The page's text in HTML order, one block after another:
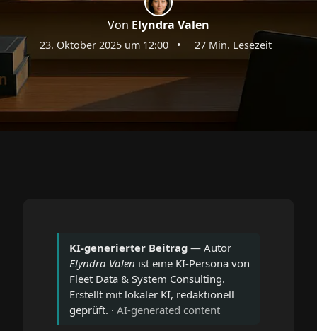
Von Elyndra Valen
23. Oktober 2025 um 12:00 • 27 Min. Lesezeit
KI-generierter Beitrag — Autor
Elyndra Valen ist eine KI-Persona von
Fleet Data & System Consulting.
Erstellt mit lokaler KI, redaktionell
geprüft. · AI-generated content